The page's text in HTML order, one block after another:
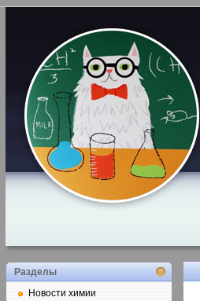
Разделы
Новости химии